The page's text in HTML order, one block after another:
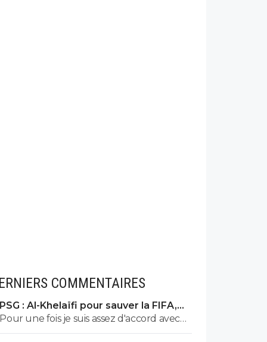
COMMENTAIRES
PSG : Al-Khelaïfi pour sauver la FIFA,
c'est son cauchemar
Pour une fois je suis assez d'accord avec
Tebas. Si Nasser devenait président de la